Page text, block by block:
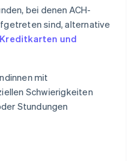
bei denen ACH-
sind, alternative
Kreditkarten und
mit
Schwierigkeiten
Stundungen